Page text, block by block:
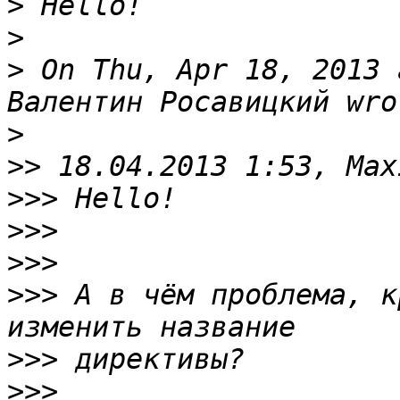
>
> On Thu, Apr 18, 2013
>
>>
>>>
>>>
>>>
>>> А в чём проблема,
>>>
>>>